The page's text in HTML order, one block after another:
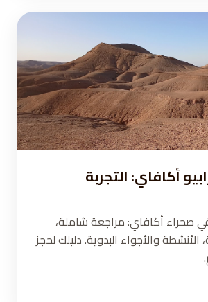
أكافاي: التجربة
صحراء أكافاي: مراجعة شاملة،
الأنشطة والأجواء البدوية. دليلك لحجز